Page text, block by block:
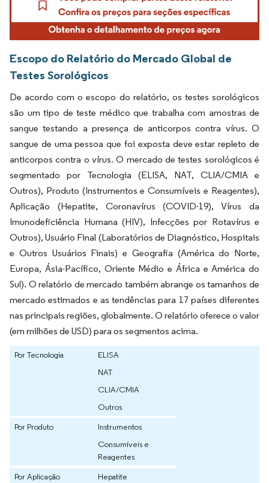
Escopo do Relatório do Mercado Global de
Testes Sorológicos
De acordo com o escopo do relatório, os testes sorológicos
são um tipo de teste médico que trabalha com amostras de
sangue testando a presença de anticorpos contra vírus. O
sangue de uma pessoa que foi exposta deve estar repleto de
anticorpos contra o vírus. O mercado de testes sorológicos é
segmentado por Tecnologia (ELISA, NAT, CLIA/CMIA e
Outros), Produto (Instrumentos e Consumíveis e Reagentes),
Aplicação (Hepatite, Coronavírus (COVID-19), Vírus da
Imunodeficiência Humana (HIV), Infecções por Rotavírus e
Outros), Usuário Final (Laboratórios de Diagnóstico, Hospitais
e Outros Usuários Finais) e Geografia (América do Norte,
Europa, Ásia-Pacífico, Oriente Médio e África e América do
Sul). O relatório de mercado também abrange os tamanhos de
mercado estimados e as tendências para 17 países diferentes
nas principais regiões, globalmente. O relatório oferece o valor
(em milhões de USD) para os segmentos acima.
Por Tecnologia
ELISA
NAT
CLIA/CMIA
Outros
Por Produto
Instrumentos
Consumíveis e
Reagentes
Por Aplicação
Hepatite